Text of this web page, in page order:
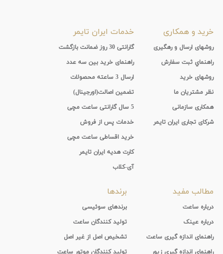
خرید و همکاری
روشهای ارسال و رهگیری
راهنماي ثبت سفارش
روشهای خرید
نظر مشتریان ما
همکاری سازمانی
شرکای تجاری ایران تایمر
خدمات ایران تایمر
گارانتی 30 روز ضمانت بازگشت
راهنمای خرید بین سه عدد
ارسال 3 ساعته محصولات
تضمین اصالت(اورجینال)
5 سال گارانتی ساعت مچی
خدمات پس از فروش
خرید اقساطی ساعت مچی
کارت هدیه ایران تایمر
آی-کلاب
مطالب مفید
درباره ساعت
درباره عینک
راهنمای اندازه گیری ساعت
راهنمای اندازه گیری زیور
برندها
برندهای سوئیسی
تولید کنندگان ساعت
تشخیص اصل از غیر اصل
تولید کنندگان موتور ساعت